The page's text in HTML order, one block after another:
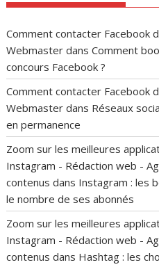
Comment contacter Facebook
Webmaster dansComment
concours Facebook ?
Comment contacter Facebook
Webmaster dans Réseaux
en permanence
Zoom sur les meilleures
Instagram - Rédaction web -
contenus dans Instagram : les
le nombre de ses abonnés
Zoom sur les meilleures
Instagram - Rédaction web -
contenus dans Hashtag : les